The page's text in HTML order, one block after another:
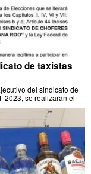
de taxistas
del sindicato de
2023, se realizarán el